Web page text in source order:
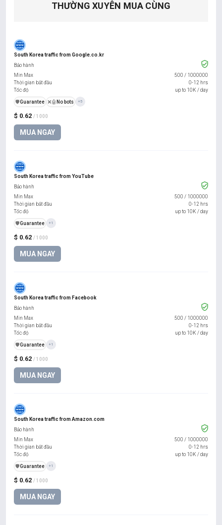
THƯỜNG XUYÊN MUA CÙNG
South Korea traffic from Google.co.kr
$ 0.62 / 1000
MUA NGAY
Bảo hành
Min Max
500 / 1000000
Thời gian bắt đầu
0-12 hrs
Tốc độ
up to 10K / day
️🛡️Guarantee ❌🤖 No bots +5
South Korea traffic from YouTube
$ 0.62 / 1000
MUA NGAY
Bảo hành
Min Max
500 / 1000000
Thời gian bắt đầu
0-12 hrs
Tốc độ
up to 10K / day
️🛡️Guarantee +1
South Korea traffic from Facebook
$ 0.62 / 1000
MUA NGAY
Bảo hành
Min Max
500 / 1000000
Thời gian bắt đầu
0-12 hrs
Tốc độ
up to 10K / day
️🛡️Guarantee +1
South Korea traffic from Amazon.com
$ 0.62 / 1000
MUA NGAY
Bảo hành
Min Max
500 / 1000000
Thời gian bắt đầu
0-12 hrs
Tốc độ
up to 10K / day
️🛡️Guarantee +1